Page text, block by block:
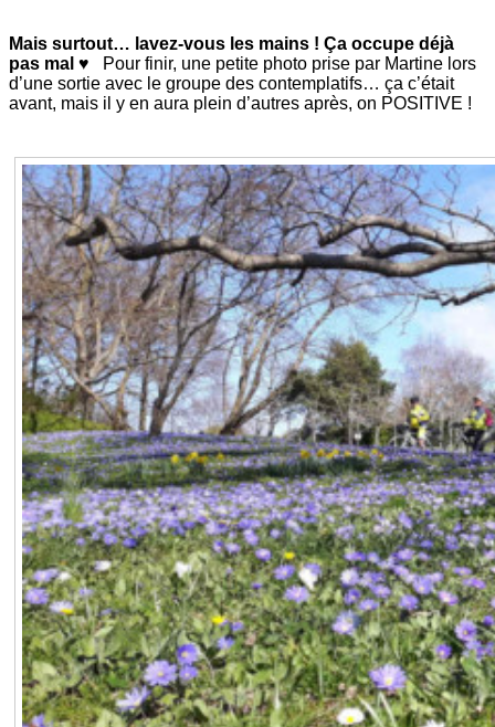
Mais surtout… lavez-vous les mains ! Ça occupe déjà
pas mal ♥ Pour finir, une petite photo prise par Martine lors
d’une sortie avec le groupe des contemplatifs… ça c’était
avant, mais il y en aura plein d’autres après, on POSITIVE !